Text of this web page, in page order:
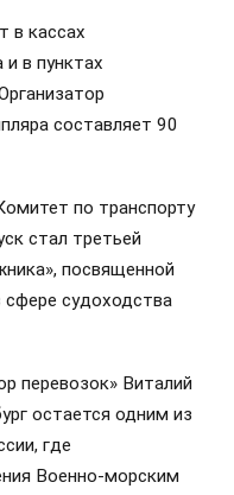
в кассах
и в пунктах
составляет 90
по транспорту
стал третьей
посвященной
судоходства
перевозок» Виталий
остается одним из
где
Военно-морским